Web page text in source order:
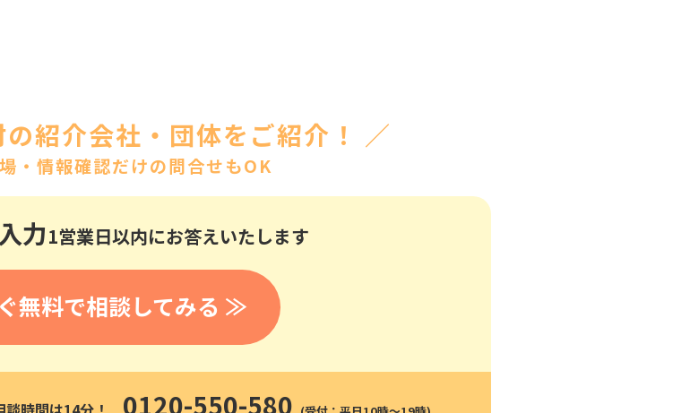
通訳・翻訳
IT
営業
講師・教師
販売・接客
紹介会社・団体をご紹介！ ／
・情報確認だけの問合せもOK
力1営業日以内にお答えいたします
無料で相談してみる ≫
0120-550-580